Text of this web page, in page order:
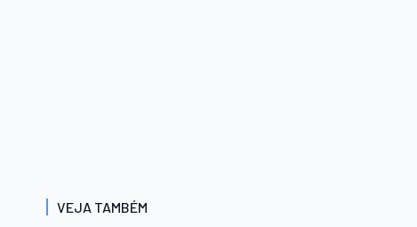
VEJA TAMBÉM